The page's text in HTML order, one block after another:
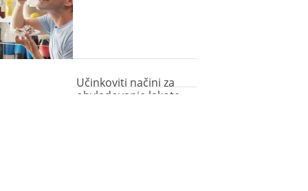
Učinkoviti načini za
obvladovanje lakote